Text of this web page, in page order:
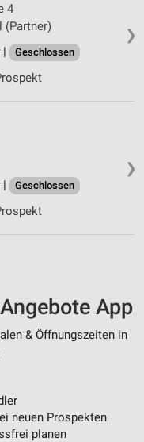
❯
4
(Partner)
|
Geschlossen
❯
|
Geschlossen
App
& Öffnungszeiten in
neuen Prospekten
planen